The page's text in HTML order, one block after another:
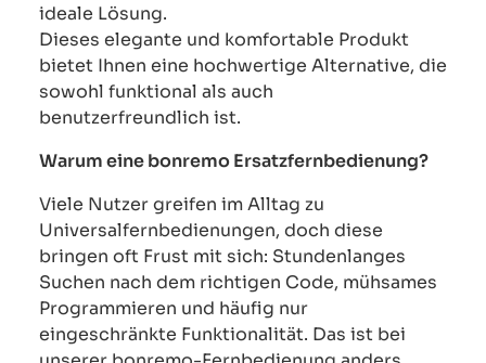
ideale Lösung.
Dieses elegante und komfortable Produkt
bietet Ihnen eine hochwertige Alternative, die
sowohl funktional als auch
benutzerfreundlich ist.
Warum eine bonremo Ersatzfernbedienung?
Viele Nutzer greifen im Alltag zu
Universalfernbedienungen, doch diese
bringen oft Frust mit sich: Stundenlanges
Suchen nach dem richtigen Code, mühsames
Programmieren und häufig nur
eingeschränkte Funktionalität. Das ist bei